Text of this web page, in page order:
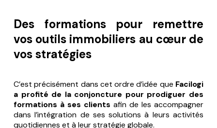
Des formations pour remettre
vos outils immobiliers au cœur de
vos stratégies
C’est précisément dans cet ordre d’idée que Facilogi
a profité de la conjoncture pour prodiguer des
formations à ses clients afin de les accompagner
dans l’intégration de ses solutions à leurs activités
quotidiennes et à leur stratégie globale.